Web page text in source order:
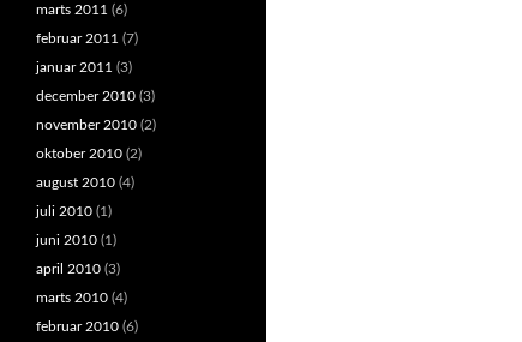
marts 2011 (6)
februar 2011 (7)
januar 2011 (3)
december 2010 (3)
november 2010 (2)
oktober 2010 (2)
august 2010 (4)
juli 2010 (1)
juni 2010 (1)
april 2010 (3)
marts 2010 (4)
februar 2010 (6)